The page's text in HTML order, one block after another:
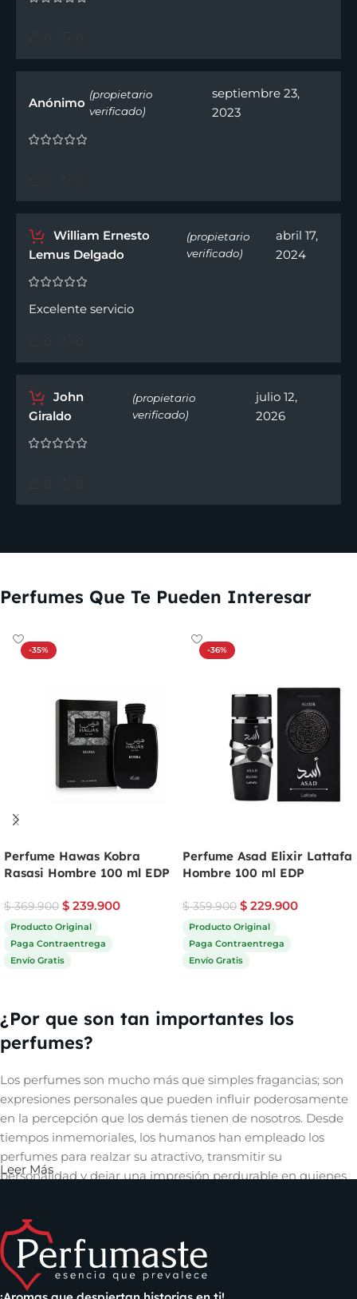
Anónimo
(propietario
verificado)
septiembre 23,
2023
William Ernesto
Lemus Delgado
(propietario
verificado)
abril 17,
2024
Excelente servicio
John
Giraldo
(propietario
verificado)
julio 12,
2026
Perfumes Que Te Pueden Interesar
-35%
Perfume Hawas Kobra
Rasasi Hombre 100 ml EDP
$369.900 $ 239.900
Producto Original
Paga Contraentrega
Envío Gratis
-36%
Perfume Asad Elixir Lattafa
Hombre 100 ml EDP
$359.900 $ 229.900
Producto Original
Paga Contraentrega
Envío Gratis
¿Por que son tan importantes los
perfumes?
Los perfumes son mucho más que simples fragancias; son
expresiones personales que pueden influir poderosamente
en la percepción que los demás tienen de nosotros. Desde
tiempos inmemoriales, los humanos han empleado los
perfumes para realzar su atractivo, transmitir su
personalidad y dejar una impresión perdurable en quienes
quienes nos rodean, convirtiéndose así en una herramienta
invaluable en el arte de la comunicación no verbal y en la
construcción de relaciones significativas.
Leer Más